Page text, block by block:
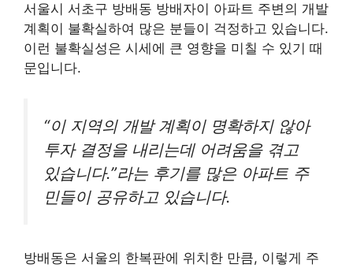
서울시 서초구 방배동 방배자이 아파트 주변의 개발
계획이 불확실하여 많은 분들이 걱정하고 있습니다.
이런 불확실성은 시세에 큰 영향을 미칠 수 있기 때
문입니다.
“이 지역의 개발 계획이 명확하지 않아
투자 결정을 내리는데 어려움을 겪고
있습니다.”라는 후기를 많은 아파트 주
민들이 공유하고 있습니다.
방배동은 서울의 한복판에 위치한 만큼, 이렇게 주